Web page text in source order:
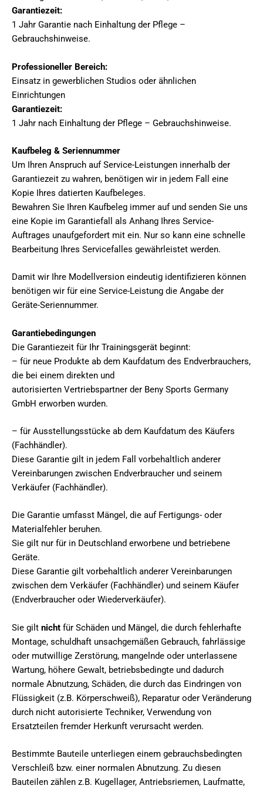
Garantiezeit:
1 Jahr Garantie nach Einhaltung der Pflege –
Gebrauchshinweise.
Professioneller Bereich:
Einsatz in gewerblichen Studios oder ähnlichen
Einrichtungen
Garantiezeit:
1 Jahr nach Einhaltung der Pflege – Gebrauchshinweise.
Kaufbeleg & Seriennummer
Um Ihren Anspruch auf Service-Leistungen innerhalb der
Garantiezeit zu wahren, benötigen wir in jedem Fall eine
Kopie Ihres datierten Kaufbeleges.
Bewahren Sie Ihren Kaufbeleg immer auf und senden Sie uns
eine Kopie im Garantiefall als Anhang Ihres Service-
Auftrages unaufgefordert mit ein. Nur so kann eine schnelle
Bearbeitung Ihres Servicefalles gewährleistet werden.
Damit wir Ihre Modellversion eindeutig identifizieren können
benötigen wir für eine Service-Leistung die Angabe der
Geräte-Seriennummer.
Garantiebedingungen
Die Garantiezeit für Ihr Trainingsgerät beginnt:
– für neue Produkte ab dem Kaufdatum des Endverbrauchers,
die bei einem direkten und
autorisierten Vertriebspartner der Beny Sports Germany
GmbH erworben wurden.
– für Ausstellungsstücke ab dem Kaufdatum des Käufers
(Fachhändler).
Diese Garantie gilt in jedem Fall vorbehaltlich anderer
Vereinbarungen zwischen Endverbraucher und seinem
Verkäufer (Fachhändler).
Die Garantie umfasst Mängel, die auf Fertigungs- oder
Materialfehler beruhen.
Sie gilt nur für in Deutschland erworbene und betriebene
Geräte.
Diese Garantie gilt vorbehaltlich anderer Vereinbarungen
zwischen dem Verkäufer (Fachhändler) und seinem Käufer
(Endverbraucher oder Wiederverkäufer).
Sie gilt nicht für Schäden und Mängel, die durch fehlerhafte
Montage, schuldhaft unsachgemäßen Gebrauch, fahrlässige
oder mutwillige Zerstörung, mangelnde oder unterlassene
Wartung, höhere Gewalt, betriebsbedingte und dadurch
normale Abnutzung, Schäden, die durch das Eindringen von
Flüssigkeit (z.B. Körperschweiß), Reparatur oder Veränderung
durch nicht autorisierte Techniker, Verwendung von
Ersatzteilen fremder Herkunft verursacht werden.
Bestimmte Bauteile unterliegen einem gebrauchsbedingten
Verschleiß bzw. einer normalen Abnutzung. Zu diesen
Bauteilen zählen z.B. Kugellager, Antriebsriemen, Laufmatte,